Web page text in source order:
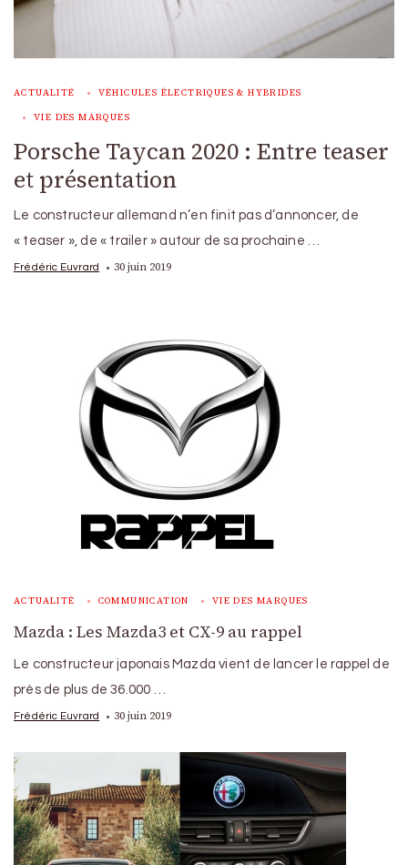
ACTUALITÉ VÉHICULES ÉLECTRIQUES & HYBRIDES
VIE DES MARQUES
Porsche Taycan 2020 : Entre teaser
et présentation
Le constructeur allemand n’en finit pas d’annoncer, de
« teaser », de « trailer » autour de sa prochaine …
Frédéric Euvrard 30 juin 2019
ACTUALITÉ COMMUNICATION VIE DES MARQUES
Mazda : Les Mazda3 et CX-9 au rappel
Le constructeur japonais Mazda vient de lancer le rappel de
près de plus de 36.000 …
Frédéric Euvrard 30 juin 2019